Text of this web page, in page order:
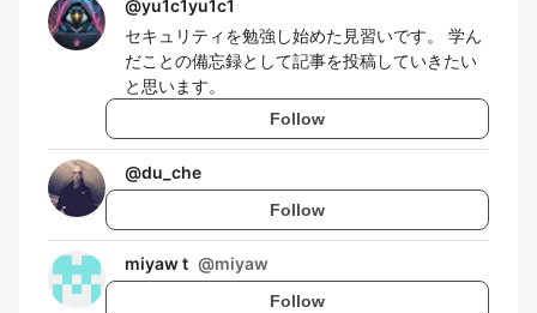
@yu1c1yu1c1
セキュリティを勉強し始めた見習いです。 学ん
だことの備忘録として記事を投稿していきたい
と思います。
Follow
@du_che
Follow
miyaw t @miyaw
Follow